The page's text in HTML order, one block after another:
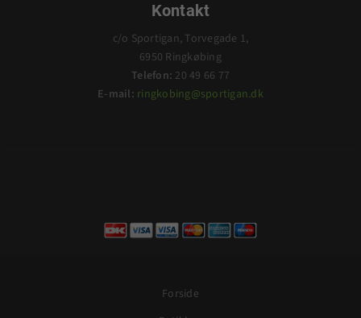
Kontakt
c/o Sportigan, Torvegade 1,
6950 Ringkøbing
Telefon: 20 49 66 77
E-mail: ringkobing@sportigan.dk
Forside